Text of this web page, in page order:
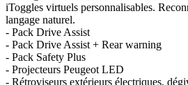
iToggles virtuels personnalisables.
langage naturel.
- Pack Drive Assist
- Pack Drive Assist + Rear warning
- Pack Safety Plus
- Projecteurs Peugeot LED
- Rétroviseurs extérieurs électriques,